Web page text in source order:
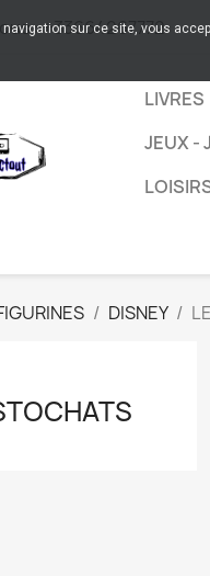
:+33664267772
LIVRES
JEUX -
DISNEY
navigation sur ce site, vous